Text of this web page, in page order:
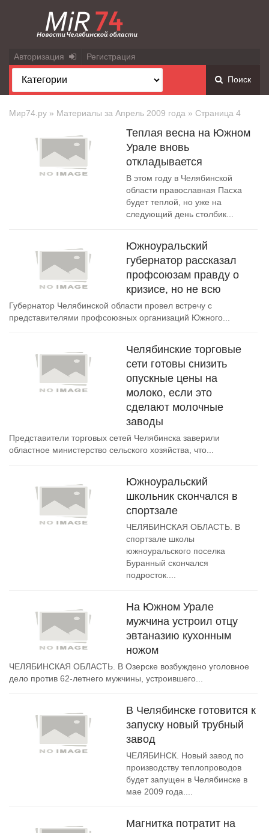
Авторизация Регистрация
Поиск
Мир74.ру » Материалы за Апрель 2009 года » Страница 4
Теплая весна на Южном
Урале вновь
откладывается
В этом году в Челябинской
области православная Пасха
будет теплой, но уже на
следующий день столбик...
Южноуральский
губернатор рассказал
профсоюзам правду о
кризисе, но не всю
Губернатор Челябинской области провел встречу с
представителями профсоюзных организаций Южного...
Челябинские торговые
сети готовы снизить
опускные цены на
молоко, если это
сделают молочные
заводы
Представители торговых сетей Челябинска заверили
областное министерство сельского хозяйства, что...
Южноуральский
школьник скончался в
спортзале
ЧЕЛЯБИНСКАЯ ОБЛАСТЬ. В
спортзале школы
южноуральского поселка
Буранный скончался
подросток....
На Южном Урале
мужчина устроил отцу
эвтаназию кухонным
ножом
ЧЕЛЯБИНСКАЯ ОБЛАСТЬ. В Озерске возбуждено уголовное
дело против 62-летнего мужчины, устроившего...
В Челябинске готовится к
запуску новый трубный
завод
ЧЕЛЯБИНСК. Новый завод по
производству теплопроводов
будет запущен в Челябинске в
мае 2009 года....
Магнитка потратит на